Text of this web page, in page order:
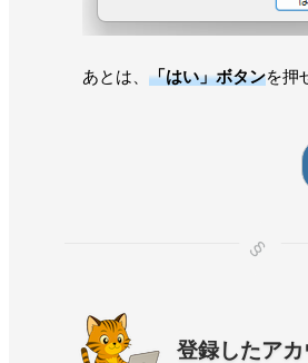
あとは、 「はい」ボタンを押
登録したア